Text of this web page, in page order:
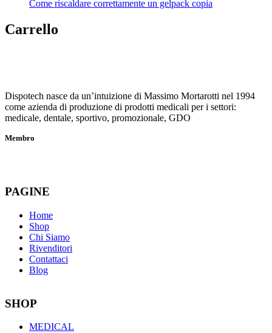
Come riscaldare correttamente un gelpack copia
Carrello
Dispotech nasce da un’intuizione di Massimo Mortarotti nel 1994
come azienda di produzione di prodotti medicali per i settori:
medicale, dentale, sportivo, promozionale, GDO
Membro
PAGINE
Home
Shop
Chi Siamo
Rivenditori
Contattaci
Blog
SHOP
MEDICAL